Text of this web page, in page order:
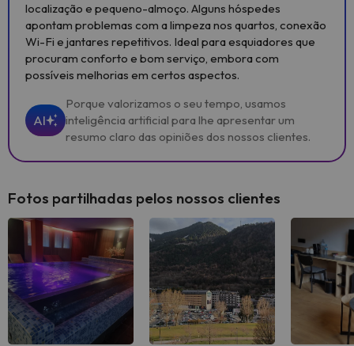
localização e pequeno-almoço. Alguns hóspedes
apontam problemas com a limpeza nos quartos, conexão
Wi-Fi e jantares repetitivos. Ideal para esquiadores que
procuram conforto e bom serviço, embora com
possíveis melhorias em certos aspectos.
AI
Porque valorizamos o seu tempo, usamos
inteligência artificial para lhe apresentar um
resumo claro das opiniões dos nossos clientes.
Fotos partilhadas pelos nossos clientes